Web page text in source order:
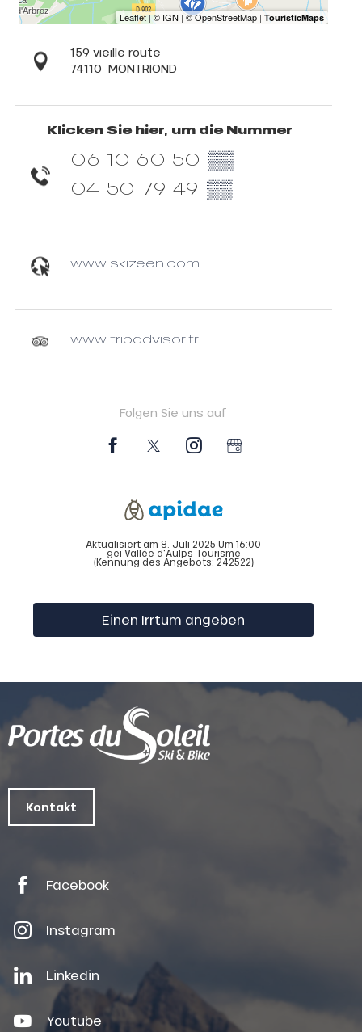
159 vieille route
74110 MONTRIOND
Klicken Sie hier, um die Nummer
06 10 60 50 ▒▒
04 50 79 49 ▒▒
www.skizeen.com
www.tripadvisor.fr
Folgen Sie uns auf
Aktualisiert am 8. Juli 2025 Um 16:00
gei Vallée d'Aulps Tourisme
(Kennung des Angebots: 242522)
Einen Irrtum angeben
Kontakt
Facebook
Instagram
Linkedin
Youtube